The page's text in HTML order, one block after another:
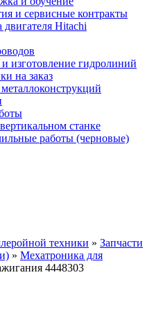
и сервисные контракты
Hitachi
изготовление гидролиний
на заказ
станке
работы (черновые)
техники » Запчасти
» Мехатроника для
4448303